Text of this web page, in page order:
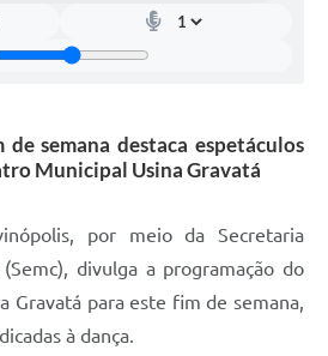
semana destaca espetáculos
Municipal Usina Gravatá
por meio da Secretaria
divulga a programação do
Gravatá para este fim de semana,
à dança.